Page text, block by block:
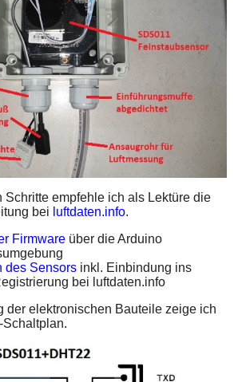
Schritte empfehle ich als Lektüre die
bei luftdaten.info.
Firmware über die Arduino
des Sensors inkl. Einbindung ins
bei luftdaten.info
der elektronischen Bauteile zeige ich
Schaltplan.